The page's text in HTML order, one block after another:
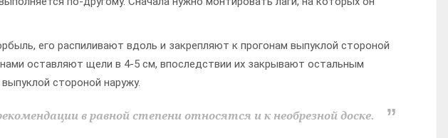
его распиливают вдоль и закрепляют к прогонам выпуклой стороной
оставляют щели в 4-5 см, впоследствии их закрывают остальным
стороной наружу.
в равной степени относятся и к необрезной доске.